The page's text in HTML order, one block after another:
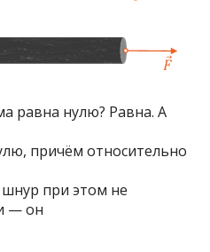
равна нулю? Равна. А
причём относительно
при этом не
— он